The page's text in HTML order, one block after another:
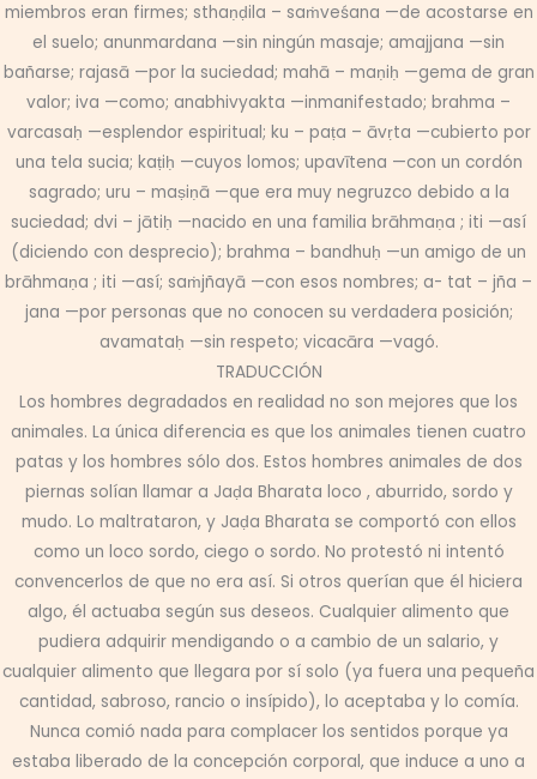
miembros eran firmes; sthaṇḍila – saṁveśana —de acostarse en
el suelo; anunmardana —sin ningún masaje; amajjana —sin
bañarse; rajasā —por la suciedad; mahā – maṇiḥ —gema de gran
valor; iva —como; anabhivyakta —inmanifestado; brahma –
varcasaḥ —esplendor espiritual; ku – paṭa – āvṛta —cubierto por
una tela sucia; kaṭiḥ —cuyos lomos; upavītena —con un cordón
sagrado; uru – maṣiṇā —que era muy negruzco debido a la
suciedad; dvi – jātiḥ —nacido en una familia brāhmaṇa ; iti —así
(diciendo con desprecio); brahma – bandhuḥ —un amigo de un
brāhmaṇa ; iti —así; saṁjñayā —con esos nombres; a- tat – jña –
jana —por personas que no conocen su verdadera posición;
avamataḥ —sin respeto; vicacāra —vagó.
TRADUCCIÓN
Los hombres degradados en realidad no son mejores que los
animales. La única diferencia es que los animales tienen cuatro
patas y los hombres sólo dos. Estos hombres animales de dos
piernas solían llamar a Jaḍa Bharata loco , aburrido, sordo y
mudo. Lo maltrataron, y Jaḍa Bharata se comportó con ellos
como un loco sordo, ciego o sordo. No protestó ni intentó
convencerlos de que no era así. Si otros querían que él hiciera
algo, él actuaba según sus deseos. Cualquier alimento que
pudiera adquirir mendigando o a cambio de un salario, y
cualquier alimento que llegara por sí solo (ya fuera una pequeña
cantidad, sabroso, rancio o insípido), lo aceptaba y lo comía.
Nunca comió nada para complacer los sentidos porque ya
estaba liberado de la concepción corporal, que induce a uno a